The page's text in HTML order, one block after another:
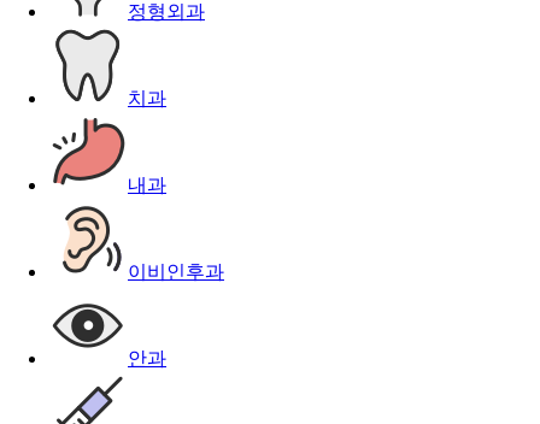
정형외과
치과
내과
이비인후과
안과